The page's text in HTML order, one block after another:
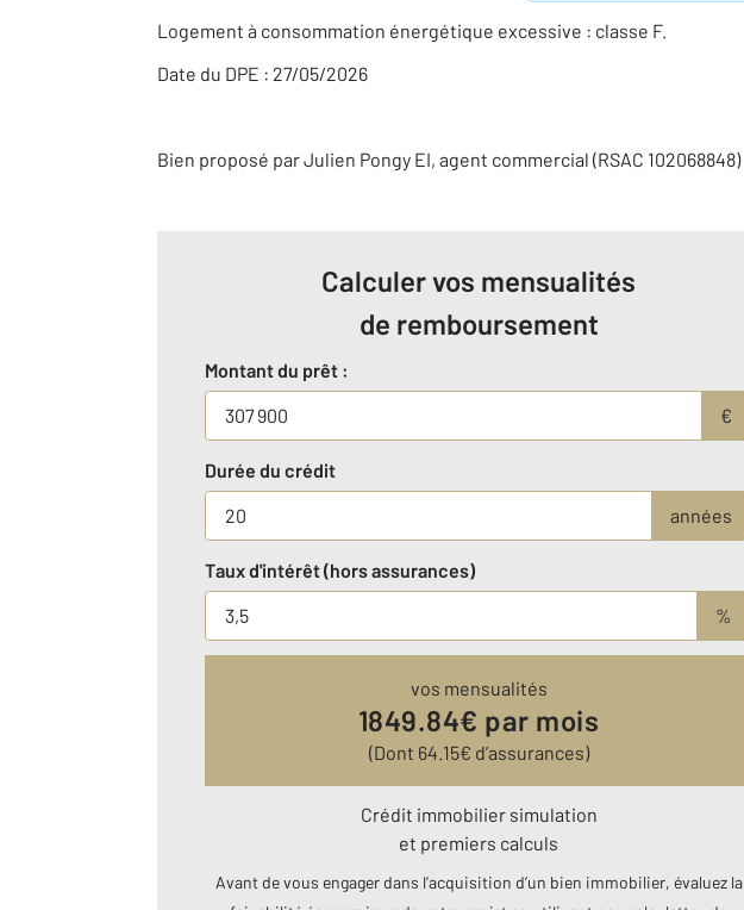
Logement à consommation énergétique excessive : classe F.
Date du DPE : 27/05/2026
Bien proposé parJulien Pongy EI, agent commercial (RSAC 102068848)
Calculer vos mensualités
de remboursement
Montant du prêt :
€
Durée du crédit
années
Taux d'intérêt (hors assurances)
%
vos mensualités
1849.84€ par mois
(Dont 64.15€ d’assurances)
Crédit immobilier simulation
et premiers calculs
Avant de vous engager dans l’acquisition d’un bien immobilier, évaluez la